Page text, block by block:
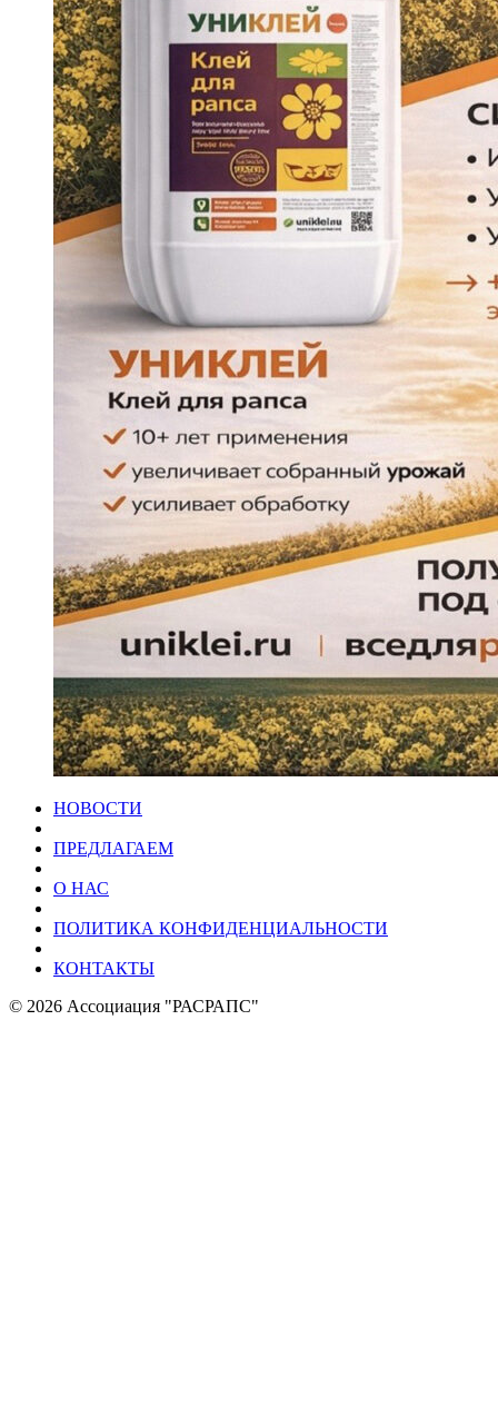
НОВОСТИ
ПРЕДЛАГАЕМ
О НАС
ПОЛИТИКА КОНФИДЕНЦИАЛЬНОСТИ
КОНТАКТЫ
© 2026 Ассоциация "РАСРАПС"